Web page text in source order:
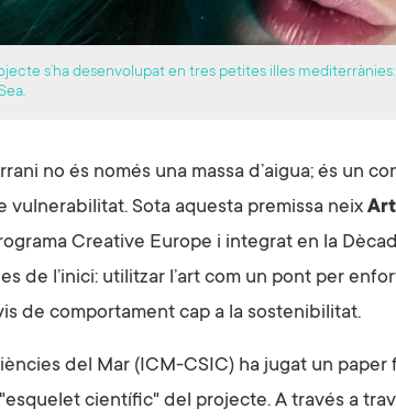
s’ha desenvolupat en tres petites illes
no és només una massa d’aigua; és un
vulnerabilitat. Sota aquesta premissa neix
Creative Europe i integrat en la
de l’inici: utilitzar l’art com un pont per
de comportament cap a la sostenibilitat.
del Mar (ICM-CSIC) ha jugat un
científic" del projecte. A través a